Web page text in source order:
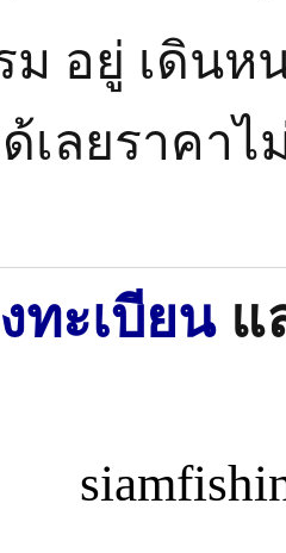
อยู่ เดินห
เลยราคา
ทะเบียนแ